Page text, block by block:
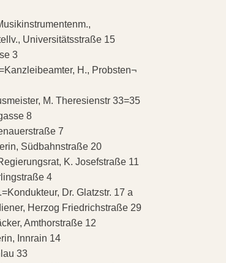
Universitätsstraße 15
3
H., Probsten¬
M. Theresienstr 33=35
8
7
Südbahnstraße 20
K. Josefstraße 11
4
Dr. Glatzstr. 17 a
Herzog Friedrichstraße 29
Amthorstraße 12
Innrain 14
33